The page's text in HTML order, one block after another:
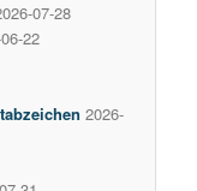
07-28
22
2026-